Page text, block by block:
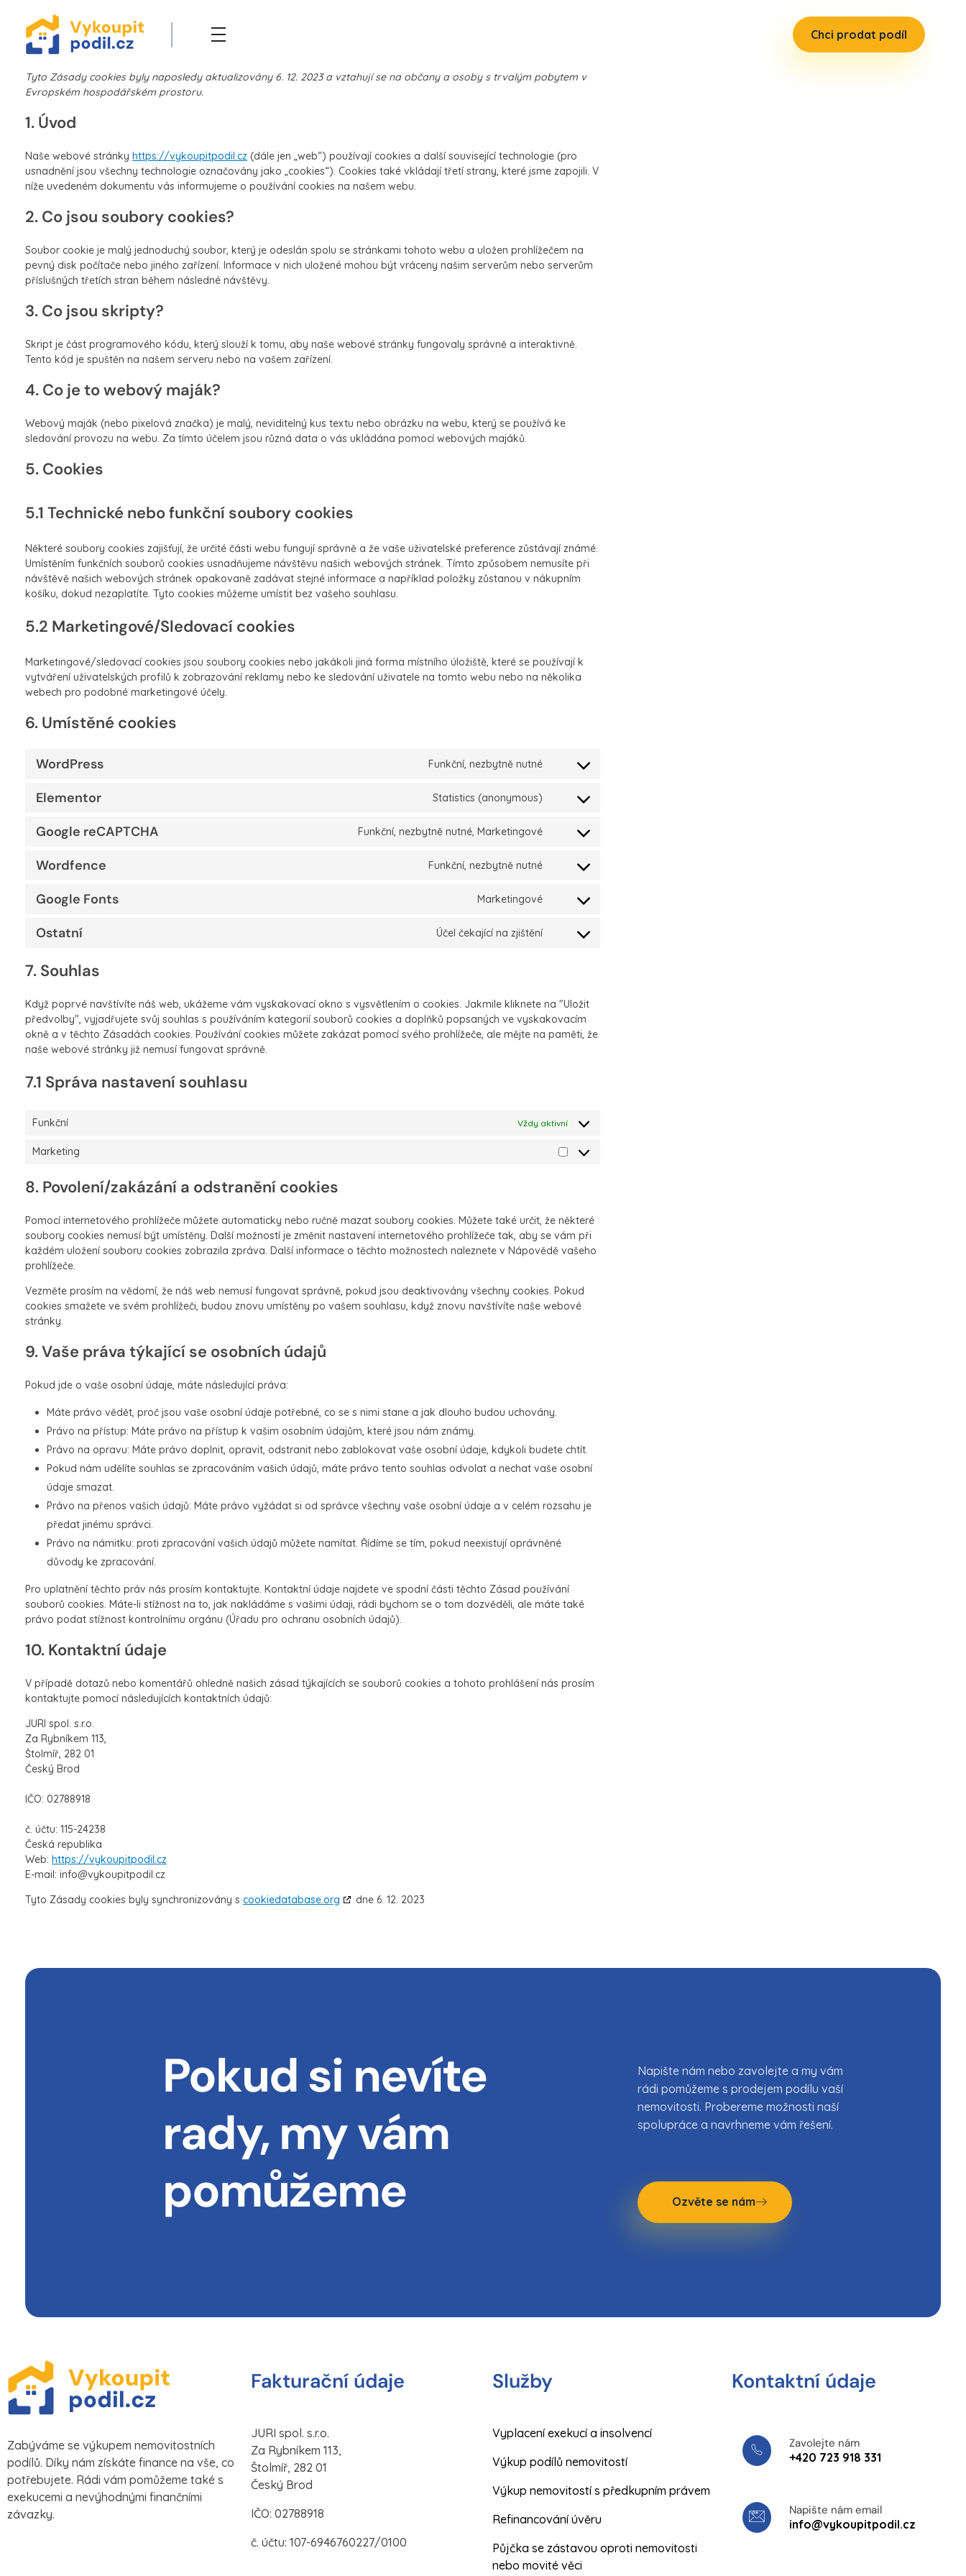
Chci prodat podíl
Tyto Zásady cookies byly naposledy aktualizovány 6. 12. 2023 a vztahují se na občany a osoby s trvalým pobytem v
Evropském hospodářském prostoru.
1. Úvod
Naše webové stránky https://vykoupitpodil.cz (dále jen „web“) používají cookies a další související technologie (pro
usnadnění jsou všechny technologie označovány jako „cookies“). Cookies také vkládají třetí strany, které jsme zapojili. V
níže uvedeném dokumentu vás informujeme o používání cookies na našem webu.
2. Co jsou soubory cookies?
Soubor cookie je malý jednoduchý soubor, který je odeslán spolu se stránkami tohoto webu a uložen prohlížečem na
pevný disk počítače nebo jiného zařízení. Informace v nich uložené mohou být vráceny našim serverům nebo serverům
příslušných třetích stran během následné návštěvy.
3. Co jsou skripty?
Skript je část programového kódu, který slouží k tomu, aby naše webové stránky fungovaly správně a interaktivně.
Tento kód je spuštěn na našem serveru nebo na vašem zařízení.
4. Co je to webový maják?
Webový maják (nebo pixelová značka) je malý, neviditelný kus textu nebo obrázku na webu, který se používá ke
sledování provozu na webu. Za tímto účelem jsou různá data o vás ukládána pomocí webových majáků.
5. Cookies
5.1 Technické nebo funkční soubory cookies
Některé soubory cookies zajišťují, že určité části webu fungují správně a že vaše uživatelské preference zůstávají známé.
Umístěním funkčních souborů cookies usnadňujeme návštěvu našich webových stránek. Tímto způsobem nemusíte při
návštěvě našich webových stránek opakovaně zadávat stejné informace a například položky zůstanou v nákupním
košíku, dokud nezaplatíte. Tyto cookies můžeme umístit bez vašeho souhlasu.
5.2 Marketingové/Sledovací cookies
Marketingové/sledovací cookies jsou soubory cookies nebo jakákoli jiná forma místního úložiště, které se používají k
vytváření uživatelských profilů k zobrazování reklamy nebo ke sledování uživatele na tomto webu nebo na několika
webech pro podobné marketingové účely.
6. Umístěné cookies
WordPress Funkční, nezbytně nutné
Elementor Statistics (anonymous)
Google reCAPTCHA Funkční, nezbytně nutné, Marketingové
Wordfence Funkční, nezbytně nutné
Google Fonts Marketingové
Ostatní Účel čekající na zjištění
7. Souhlas
Když poprvé navštívíte náš web, ukážeme vám vyskakovací okno s vysvětlením o cookies. Jakmile kliknete na "Uložit
předvolby", vyjadřujete svůj souhlas s používáním kategorií souborů cookies a doplňků popsaných ve vyskakovacím
okně a v těchto Zásadách cookies. Používání cookies můžete zakázat pomocí svého prohlížeče, ale mějte na paměti, že
naše webové stránky již nemusí fungovat správně.
7.1 Správa nastavení souhlasu
Funkční Vždy aktivní
Marketing
8. Povolení/zakázání a odstranění cookies
Pomocí internetového prohlížeče můžete automaticky nebo ručně mazat soubory cookies. Můžete také určit, že některé
soubory cookies nemusí být umístěny. Další možností je změnit nastavení internetového prohlížeče tak, aby se vám při
každém uložení souboru cookies zobrazila zpráva. Další informace o těchto možnostech naleznete v Nápovědě vašeho
prohlížeče.
Vezměte prosím na vědomí, že náš web nemusí fungovat správně, pokud jsou deaktivovány všechny cookies. Pokud
cookies smažete ve svém prohlížeči, budou znovu umístěny po vašem souhlasu, když znovu navštívíte naše webové
stránky.
9. Vaše práva týkající se osobních údajů
Pokud jde o vaše osobní údaje, máte následující práva:
Máte právo vědět, proč jsou vaše osobní údaje potřebné, co se s nimi stane a jak dlouho budou uchovány.
Právo na přístup: Máte právo na přístup k vašim osobním údajům, které jsou nám známy.
Právo na opravu: Máte právo doplnit, opravit, odstranit nebo zablokovat vaše osobní údaje, kdykoli budete chtít.
Pokud nám udělíte souhlas se zpracováním vašich údajů, máte právo tento souhlas odvolat a nechat vaše osobní
údaje smazat.
Právo na přenos vašich údajů: Máte právo vyžádat si od správce všechny vaše osobní údaje a v celém rozsahu je
předat jinému správci.
Právo na námitku: proti zpracování vašich údajů můžete namítat. Řídíme se tím, pokud neexistují oprávněné
důvody ke zpracování.
Pro uplatnění těchto práv nás prosím kontaktujte. Kontaktní údaje najdete ve spodní části těchto Zásad používání
souborů cookies. Máte-li stížnost na to, jak nakládáme s vašimi údaji, rádi bychom se o tom dozvěděli, ale máte také
právo podat stížnost kontrolnímu orgánu (Úřadu pro ochranu osobních údajů).
10. Kontaktní údaje
V případě dotazů nebo komentářů ohledně našich zásad týkajících se souborů cookies a tohoto prohlášení nás prosím
kontaktujte pomocí následujících kontaktních údajů:
JURI spol. s.r.o.
Za Rybníkem 113,
Štolmíř, 282 01
Český Brod
IČO: 02788918
č. účtu: 115-24238
Česká republika
Web: https://vykoupitpodil.cz
E-mail: info@vykoupitpodil.cz
Tyto Zásady cookies byly synchronizovány s cookiedatabase.org dne 6. 12. 2023
Pokud si nevíte
rady, my vám
pomůžeme
Napište nám nebo zavolejte a my vám
rádi pomůžeme s prodejem podílu vaší
nemovitosti. Probereme možnosti naší
spolupráce a navrhneme vám řešení.
Ozvěte se nám
Zabýváme se výkupem nemovitostních
podílů. Díky nám získáte finance na vše, co
potřebujete. Rádi vám pomůžeme také s
exekucemi a nevýhodnými finančními
závazky.
Fakturační údaje
JURI spol. s.r.o.
Za Rybníkem 113,
Štolmíř, 282 01
Český Brod
IČO: 02788918
č. účtu: 107-6946760227/0100
Služby
Vyplacení exekucí a insolvencí
Výkup podílů nemovitostí
Výkup nemovitostí s předkupním právem
Refinancování úvěru
Půjčka se zástavou oproti nemovitosti
nebo movité věci
Kontaktní údaje
Zavolejte nám
+420 723 918 331
Napište nám email
info@vykoupitpodil.cz